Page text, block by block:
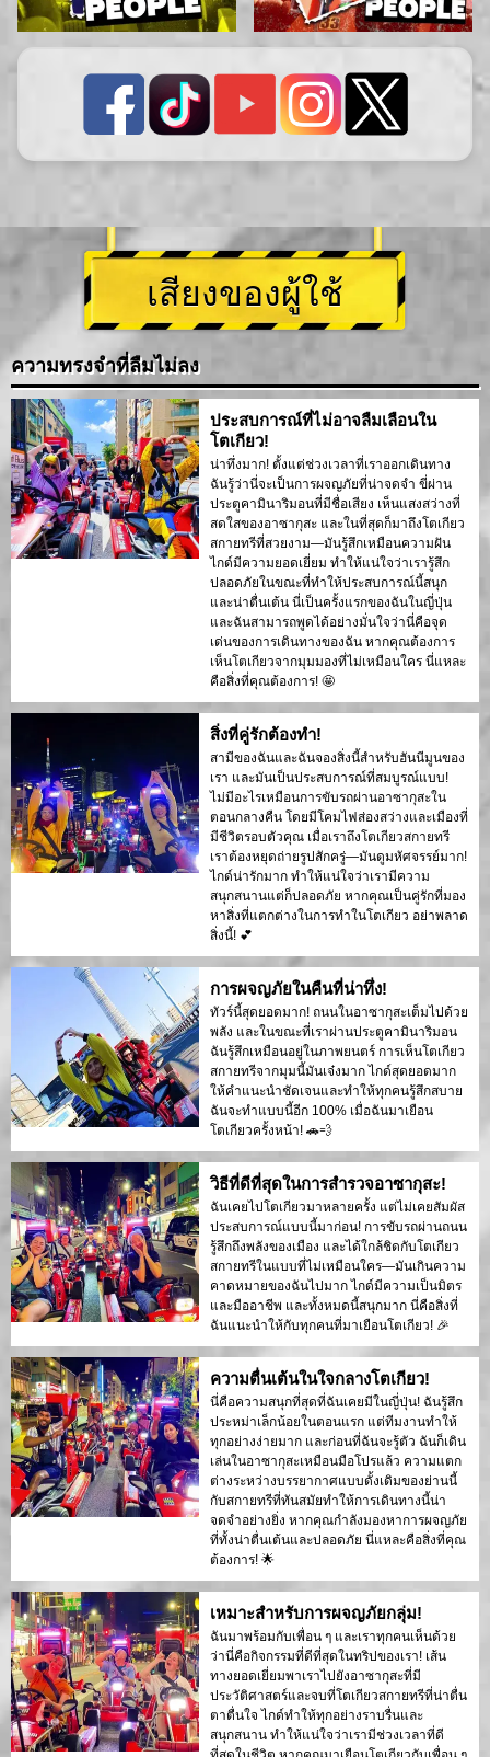
เสียงของผู้ใช้
ความทรงจำที่ลืมไม่ลง
ประสบการณ์ที่ไม่อาจลืมเลือนใน
โตเกียว!
น่าทึ่งมาก! ตั้งแต่ช่วงเวลาที่เราออกเดินทาง
ฉันรู้ว่านี่จะเป็นการผจญภัยที่น่าจดจำ ขี่ผ่าน
ประตูคามินาริมอนที่มีชื่อเสียง เห็นแสงสว่างที่
สดใสของอาซากุสะ และในที่สุดก็มาถึงโตเกียว
สกายทรีที่สวยงาม—มันรู้สึกเหมือนความฝัน
ไกด์มีความยอดเยี่ยม ทำให้แน่ใจว่าเรารู้สึก
ปลอดภัยในขณะที่ทำให้ประสบการณ์นี้สนุก
และน่าตื่นเต้น นี่เป็นครั้งแรกของฉันในญี่ปุ่น
และฉันสามารถพูดได้อย่างมั่นใจว่านี่คือจุด
เด่นของการเดินทางของฉัน หากคุณต้องการ
เห็นโตเกียวจากมุมมองที่ไม่เหมือนใคร นี่แหละ
คือสิ่งที่คุณต้องการ! 🤩
สิ่งที่คู่รักต้องทำ!
สามีของฉันและฉันจองสิ่งนี้สำหรับฮันนีมูนของ
เรา และมันเป็นประสบการณ์ที่สมบูรณ์แบบ!
ไม่มีอะไรเหมือนการขับรถผ่านอาซากุสะใน
ตอนกลางคืน โดยมีโคมไฟส่องสว่างและเมืองที่
มีชีวิตรอบตัวคุณ เมื่อเราถึงโตเกียวสกายทรี
เราต้องหยุดถ่ายรูปสักครู่—มันดูมหัศจรรย์มาก!
ไกด์น่ารักมาก ทำให้แน่ใจว่าเรามีความ
สนุกสนานแต่ก็ปลอดภัย หากคุณเป็นคู่รักที่มอง
หาสิ่งที่แตกต่างในการทำในโตเกียว อย่าพลาด
สิ่งนี้! 💕
การผจญภัยในคืนที่น่าทึ่ง!
ทัวร์นี้สุดยอดมาก! ถนนในอาซากุสะเต็มไปด้วย
พลัง และในขณะที่เราผ่านประตูคามินาริมอน
ฉันรู้สึกเหมือนอยู่ในภาพยนตร์ การเห็นโตเกียว
สกายทรีจากมุมนี้มันเจ๋งมาก ไกด์สุดยอดมาก
ให้คำแนะนำชัดเจนและทำให้ทุกคนรู้สึกสบาย
ฉันจะทำแบบนี้อีก 100% เมื่อฉันมาเยือน
โตเกียวครั้งหน้า! 🚗💨
วิธีที่ดีที่สุดในการสำรวจอาซากุสะ!
ฉันเคยไปโตเกียวมาหลายครั้ง แต่ไม่เคยสัมผัส
ประสบการณ์แบบนี้มาก่อน! การขับรถผ่านถนน
รู้สึกถึงพลังของเมือง และได้ใกล้ชิดกับโตเกียว
สกายทรีในแบบที่ไม่เหมือนใคร—มันเกินความ
คาดหมายของฉันไปมาก ไกด์มีความเป็นมิตร
และมืออาชีพ และทั้งหมดนี้สนุกมาก นี่คือสิ่งที่
ฉันแนะนำให้กับทุกคนที่มาเยือนโตเกียว! 🎉
ความตื่นเต้นในใจกลางโตเกียว!
นี่คือความสนุกที่สุดที่ฉันเคยมีในญี่ปุ่น! ฉันรู้สึก
ประหม่าเล็กน้อยในตอนแรก แต่ทีมงานทำให้
ทุกอย่างง่ายมาก และก่อนที่ฉันจะรู้ตัว ฉันก็เดิน
เล่นในอาซากุสะเหมือนมือโปรแล้ว ความแตก
ต่างระหว่างบรรยากาศแบบดั้งเดิมของย่านนี้
กับสกายทรีที่ทันสมัยทำให้การเดินทางนี้น่า
จดจำอย่างยิ่ง หากคุณกำลังมองหาการผจญภัย
ที่ทั้งน่าตื่นเต้นและปลอดภัย นี่แหละคือสิ่งที่คุณ
ต้องการ! 🌟
เหมาะสำหรับการผจญภัยกลุ่ม!
ฉันมาพร้อมกับเพื่อน ๆ และเราทุกคนเห็นด้วย
ว่านี่คือกิจกรรมที่ดีที่สุดในทริปของเรา! เส้น
ทางยอดเยี่ยมพาเราไปยังอาซากุสะที่มี
ประวัติศาสตร์และจบที่โตเกียวสกายทรีที่น่าตื่น
ตาตื่นใจ ไกด์ทำให้ทุกอย่างราบรื่นและ
สนุกสนาน ทำให้แน่ใจว่าเรามีช่วงเวลาที่ดี